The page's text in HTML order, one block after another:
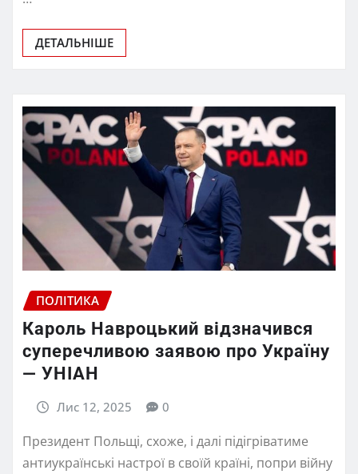
ДЕТАЛЬНІШЕ
ПОЛІТИКА
Кароль Навроцький відзначився
суперечливою заявою про Україну
— УНІАН
Лис 12, 2025 0
Президент Польщі, схоже, і далі підігріватиме
антиукраїнські настрої в своїй країні, попри війну